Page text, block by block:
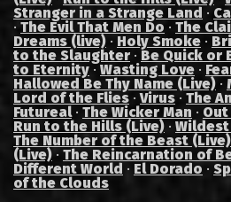
Stranger in a Strange Land ·
· The Evil That Men Do · The
Dreams (live) · Holy Smoke ·
to the Slaughter · Be Quick or
to Eternity·Wasting Love ·
Hallowed Be Thy Name (Live) ·
Lord of the Flies ·Virus · The
Futureal· The Wicker Man ·
Run to the Hills (Live) · Wildest
The Number of the Beast (Live)
(Live) · The Reincarnation of
Different World · El Dorado ·
of the Clouds